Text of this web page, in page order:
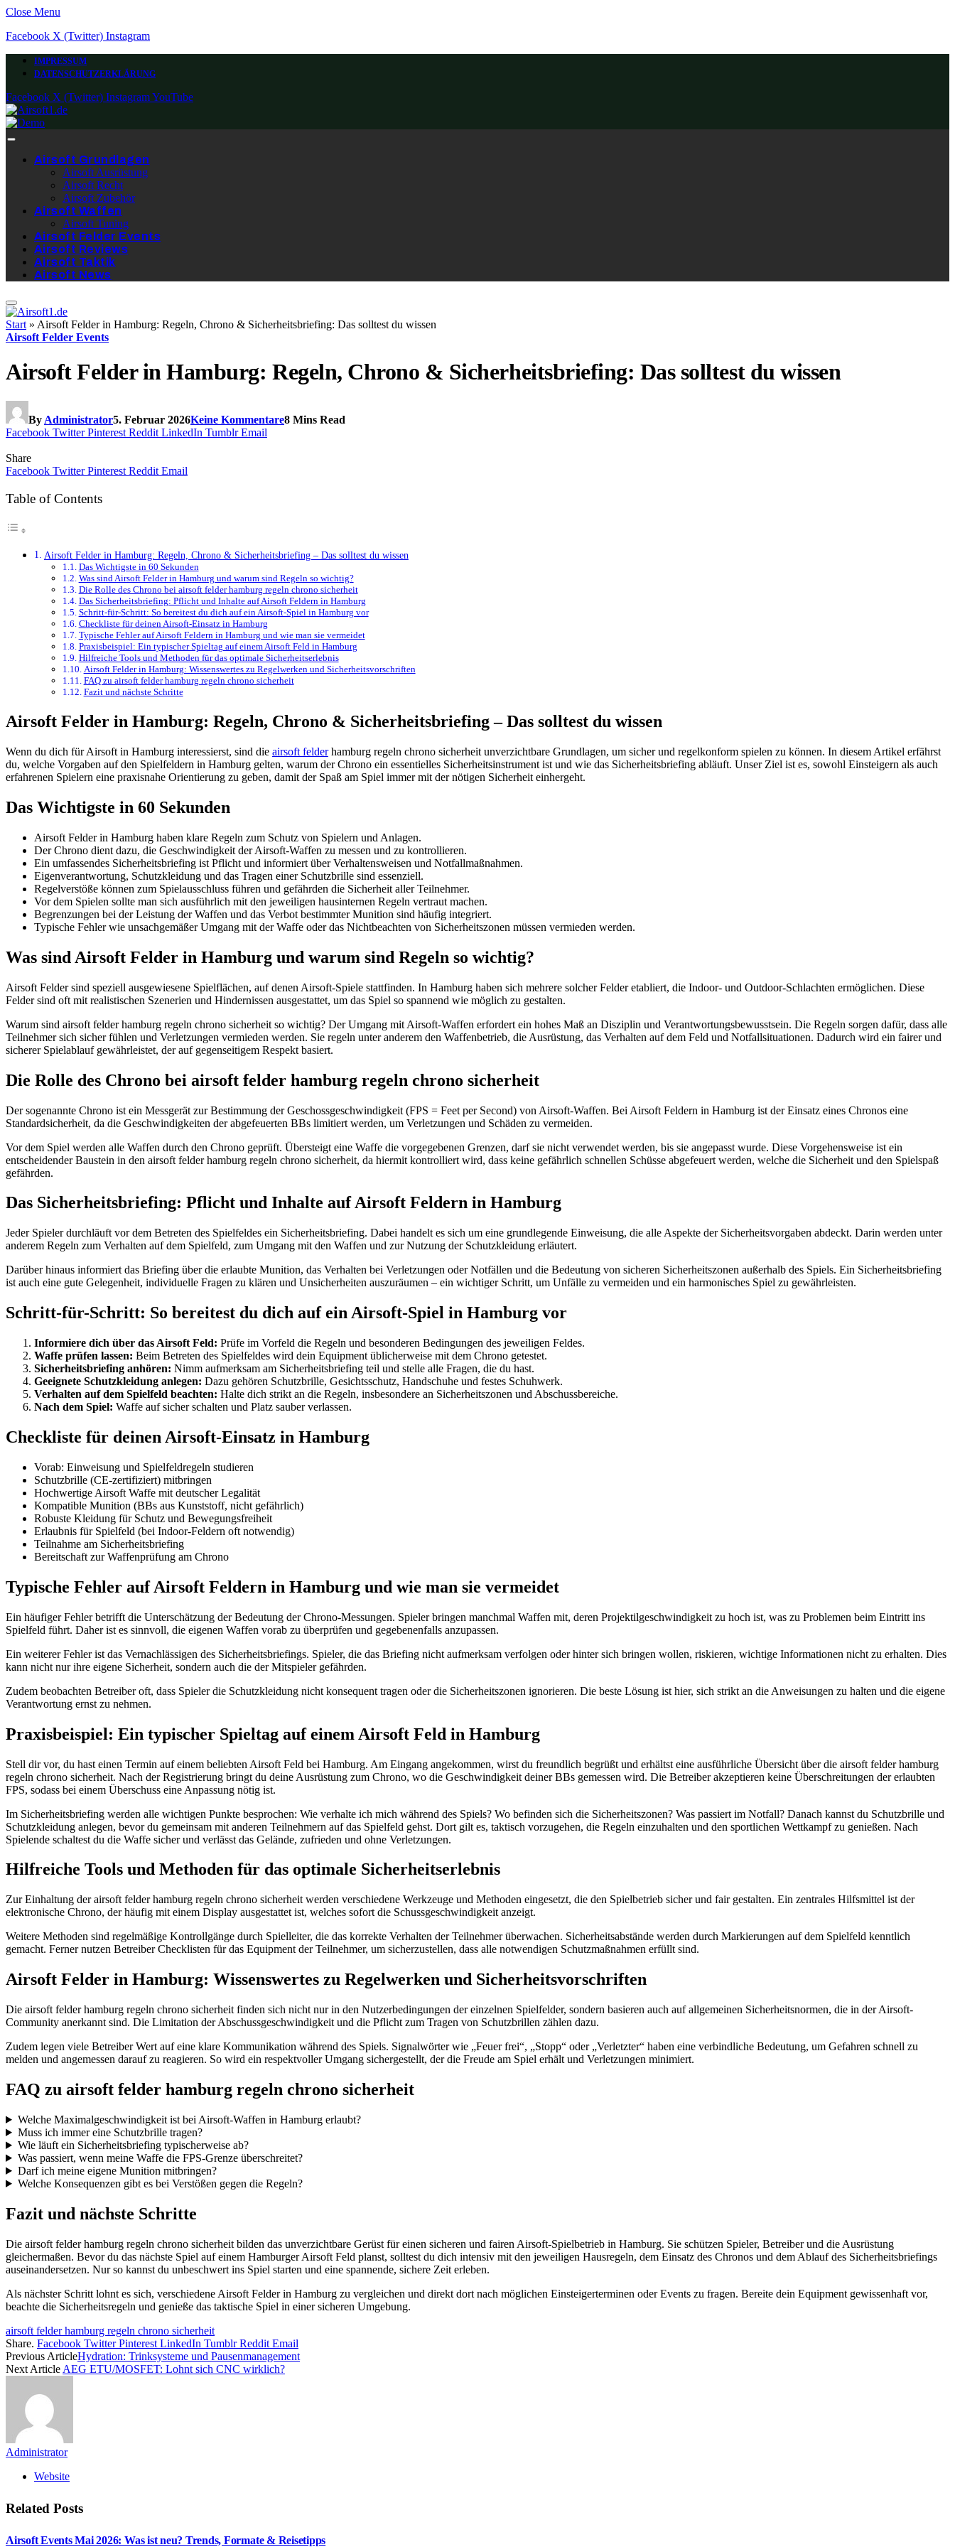
Close Menu
Facebook X (Twitter) Instagram
IMPRESSUM
DATENSCHUTZERKLÄRUNG
Facebook X (Twitter) InstagramYouTube
Airsoft Grundlagen
Airsoft Ausrüstung
Airsoft Recht
Airsoft Zubehör
Airsoft Waffen
Airsoft Tuning
Airsoft Felder Events
Airsoft Reviews
Airsoft Taktik
Airsoft News
Start » Airsoft Felder in Hamburg: Regeln, Chrono & Sicherheitsbriefing: Das solltest du wissen
Airsoft Felder Events
Airsoft Felder in Hamburg: Regeln, Chrono & Sicherheitsbriefing: Das solltest du wissen
By Administrator5. Februar 2026Keine Kommentare8 Mins Read
Facebook Twitter Pinterest Reddit LinkedIn Tumblr Email
Share
Facebook Twitter Pinterest Reddit Email
Table of Contents
Airsoft Felder in Hamburg: Regeln, Chrono & Sicherheitsbriefing – Das solltest du wissen
Das Wichtigste in 60 Sekunden
Was sind Airsoft Felder in Hamburg und warum sind Regeln so wichtig?
Die Rolle des Chrono bei airsoft felder hamburg regeln chrono sicherheit
Das Sicherheitsbriefing: Pflicht und Inhalte auf Airsoft Feldern in Hamburg
Schritt-für-Schritt: So bereitest du dich auf ein Airsoft-Spiel in Hamburg vor
Checkliste für deinen Airsoft-Einsatz in Hamburg
Typische Fehler auf Airsoft Feldern in Hamburg und wie man sie vermeidet
Praxisbeispiel: Ein typischer Spieltag auf einem Airsoft Feld in Hamburg
Hilfreiche Tools und Methoden für das optimale Sicherheitserlebnis
Airsoft Felder in Hamburg: Wissenswertes zu Regelwerken und Sicherheitsvorschriften
FAQ zu airsoft felder hamburg regeln chrono sicherheit
Fazit und nächste Schritte
Airsoft Felder in Hamburg: Regeln, Chrono & Sicherheitsbriefing – Das solltest du wissen
Wenn du dich für Airsoft in Hamburg interessierst, sind die airsoft felderhamburg regeln chrono sicherheit unverzichtbare Grundlagen, um sicher und regelkonform spielen zu können. In diesem Artikel erfährst
du, welche Vorgaben auf den Spielfeldern in Hamburg gelten, warum der Chrono ein essentielles Sicherheitsinstrument ist und wie das Sicherheitsbriefing abläuft. Unser Ziel ist es, sowohl Einsteigern als auch
erfahrenen Spielern eine praxisnahe Orientierung zu geben, damit der Spaß am Spiel immer mit der nötigen Sicherheit einhergeht.
Das Wichtigste in 60 Sekunden
Airsoft Felder in Hamburg haben klare Regeln zum Schutz von Spielern und Anlagen.
Der Chrono dient dazu, die Geschwindigkeit der Airsoft-Waffen zu messen und zu kontrollieren.
Ein umfassendes Sicherheitsbriefing ist Pflicht und informiert über Verhaltensweisen und Notfallmaßnahmen.
Eigenverantwortung, Schutzkleidung und das Tragen einer Schutzbrille sind essenziell.
Regelverstöße können zum Spielausschluss führen und gefährden die Sicherheit aller Teilnehmer.
Vor dem Spielen sollte man sich ausführlich mit den jeweiligen hausinternen Regeln vertraut machen.
Begrenzungen bei der Leistung der Waffen und das Verbot bestimmter Munition sind häufig integriert.
Typische Fehler wie unsachgemäßer Umgang mit der Waffe oder das Nichtbeachten von Sicherheitszonen müssen vermieden werden.
Was sind Airsoft Felder in Hamburg und warum sind Regeln so wichtig?
Airsoft Felder sind speziell ausgewiesene Spielflächen, auf denen Airsoft-Spiele stattfinden. In Hamburg haben sich mehrere solcher Felder etabliert, die Indoor- und Outdoor-Schlachten ermöglichen. Diese
Felder sind oft mit realistischen Szenerien und Hindernissen ausgestattet, um das Spiel so spannend wie möglich zu gestalten.
Warum sind airsoft felder hamburg regeln chrono sicherheit so wichtig? Der Umgang mit Airsoft-Waffen erfordert ein hohes Maß an Disziplin und Verantwortungsbewusstsein. Die Regeln sorgen dafür, dass alle
Teilnehmer sich sicher fühlen und Verletzungen vermieden werden. Sie regeln unter anderem den Waffenbetrieb, die Ausrüstung, das Verhalten auf dem Feld und Notfallsituationen. Dadurch wird ein fairer und
sicherer Spielablauf gewährleistet, der auf gegenseitigem Respekt basiert.
Die Rolle des Chrono bei airsoft felder hamburg regeln chrono sicherheit
Der sogenannte Chrono ist ein Messgerät zur Bestimmung der Geschossgeschwindigkeit (FPS = Feet per Second) von Airsoft-Waffen. Bei Airsoft Feldern in Hamburg ist der Einsatz eines Chronos eine
Standardsicherheit, da die Geschwindigkeiten der abgefeuerten BBs limitiert werden, um Verletzungen und Schäden zu vermeiden.
Vor dem Spiel werden alle Waffen durch den Chrono geprüft. Übersteigt eine Waffe die vorgegebenen Grenzen, darf sie nicht verwendet werden, bis sie angepasst wurde. Diese Vorgehensweise ist ein
entscheidender Baustein in den airsoft felder hamburg regeln chrono sicherheit, da hiermit kontrolliert wird, dass keine gefährlich schnellen Schüsse abgefeuert werden, welche die Sicherheit und den Spielspaß
gefährden.
Das Sicherheitsbriefing: Pflicht und Inhalte auf Airsoft Feldern in Hamburg
Jeder Spieler durchläuft vor dem Betreten des Spielfeldes ein Sicherheitsbriefing. Dabei handelt es sich um eine grundlegende Einweisung, die alle Aspekte der Sicherheitsvorgaben abdeckt. Darin werden unter
anderem Regeln zum Verhalten auf dem Spielfeld, zum Umgang mit den Waffen und zur Nutzung der Schutzkleidung erläutert.
Darüber hinaus informiert das Briefing über die erlaubte Munition, das Verhalten bei Verletzungen oder Notfällen und die Bedeutung von sicheren Sicherheitszonen außerhalb des Spiels. Ein Sicherheitsbriefing
ist auch eine gute Gelegenheit, individuelle Fragen zu klären und Unsicherheiten auszuräumen – ein wichtiger Schritt, um Unfälle zu vermeiden und ein harmonisches Spiel zu gewährleisten.
Schritt-für-Schritt: So bereitest du dich auf ein Airsoft-Spiel in Hamburg vor
Informiere dich über das Airsoft Feld: Prüfe im Vorfeld die Regeln und besonderen Bedingungen des jeweiligen Feldes.
Waffe prüfen lassen: Beim Betreten des Spielfeldes wird dein Equipment üblicherweise mit dem Chrono getestet.
Sicherheitsbriefing anhören: Nimm aufmerksam am Sicherheitsbriefing teil und stelle alle Fragen, die du hast.
Geeignete Schutzkleidung anlegen: Dazu gehören Schutzbrille, Gesichtsschutz, Handschuhe und festes Schuhwerk.
Verhalten auf dem Spielfeld beachten: Halte dich strikt an die Regeln, insbesondere an Sicherheitszonen und Abschussbereiche.
Nach dem Spiel: Waffe auf sicher schalten und Platz sauber verlassen.
Checkliste für deinen Airsoft-Einsatz in Hamburg
Vorab: Einweisung und Spielfeldregeln studieren
Schutzbrille (CE-zertifiziert) mitbringen
Hochwertige Airsoft Waffe mit deutscher Legalität
Kompatible Munition (BBs aus Kunststoff, nicht gefährlich)
Robuste Kleidung für Schutz und Bewegungsfreiheit
Erlaubnis für Spielfeld (bei Indoor-Feldern oft notwendig)
Teilnahme am Sicherheitsbriefing
Bereitschaft zur Waffenprüfung am Chrono
Typische Fehler auf Airsoft Feldern in Hamburg und wie man sie vermeidet
Ein häufiger Fehler betrifft die Unterschätzung der Bedeutung der Chrono-Messungen. Spieler bringen manchmal Waffen mit, deren Projektilgeschwindigkeit zu hoch ist, was zu Problemen beim Eintritt ins
Spielfeld führt. Daher ist es sinnvoll, die eigenen Waffen vorab zu überprüfen und gegebenenfalls anzupassen.
Ein weiterer Fehler ist das Vernachlässigen des Sicherheitsbriefings. Spieler, die das Briefing nicht aufmerksam verfolgen oder hinter sich bringen wollen, riskieren, wichtige Informationen nicht zu erhalten. Dies
kann nicht nur ihre eigene Sicherheit, sondern auch die der Mitspieler gefährden.
Zudem beobachten Betreiber oft, dass Spieler die Schutzkleidung nicht konsequent tragen oder die Sicherheitszonen ignorieren. Die beste Lösung ist hier, sich strikt an die Anweisungen zu halten und die eigene
Verantwortung ernst zu nehmen.
Praxisbeispiel: Ein typischer Spieltag auf einem Airsoft Feld in Hamburg
Stell dir vor, du hast einen Termin auf einem beliebten Airsoft Feld bei Hamburg. Am Eingang angekommen, wirst du freundlich begrüßt und erhältst eine ausführliche Übersicht über die airsoft felder hamburg
regeln chrono sicherheit. Nach der Registrierung bringt du deine Ausrüstung zum Chrono, wo die Geschwindigkeit deiner BBs gemessen wird. Die Betreiber akzeptieren keine Überschreitungen der erlaubten
FPS, sodass bei einem Überschuss eine Anpassung nötig ist.
Im Sicherheitsbriefing werden alle wichtigen Punkte besprochen: Wie verhalte ich mich während des Spiels? Wo befinden sich die Sicherheitszonen? Was passiert im Notfall? Danach kannst du Schutzbrille und
Schutzkleidung anlegen, bevor du gemeinsam mit anderen Teilnehmern auf das Spielfeld gehst. Dort gilt es, taktisch vorzugehen, die Regeln einzuhalten und den sportlichen Wettkampf zu genießen. Nach
Spielende schaltest du die Waffe sicher und verlässt das Gelände, zufrieden und ohne Verletzungen.
Hilfreiche Tools und Methoden für das optimale Sicherheitserlebnis
Zur Einhaltung der airsoft felder hamburg regeln chrono sicherheit werden verschiedene Werkzeuge und Methoden eingesetzt, die den Spielbetrieb sicher und fair gestalten. Ein zentrales Hilfsmittel ist der
elektronische Chrono, der häufig mit einem Display ausgestattet ist, welches sofort die Schussgeschwindigkeit anzeigt.
Weitere Methoden sind regelmäßige Kontrollgänge durch Spielleiter, die das korrekte Verhalten der Teilnehmer überwachen. Sicherheitsabstände werden durch Markierungen auf dem Spielfeld kenntlich
gemacht. Ferner nutzen Betreiber Checklisten für das Equipment der Teilnehmer, um sicherzustellen, dass alle notwendigen Schutzmaßnahmen erfüllt sind.
Airsoft Felder in Hamburg: Wissenswertes zu Regelwerken und Sicherheitsvorschriften
Die airsoft felder hamburg regeln chrono sicherheit finden sich nicht nur in den Nutzerbedingungen der einzelnen Spielfelder, sondern basieren auch auf allgemeinen Sicherheitsnormen, die in der Airsoft-
Community anerkannt sind. Die Limitation der Abschussgeschwindigkeit und die Pflicht zum Tragen von Schutzbrillen zählen dazu.
Zudem legen viele Betreiber Wert auf eine klare Kommunikation während des Spiels. Signalwörter wie „Feuer frei“, „Stopp“ oder „Verletzter“ haben eine verbindliche Bedeutung, um Gefahren schnell zu
melden und angemessen darauf zu reagieren. So wird ein respektvoller Umgang sichergestellt, der die Freude am Spiel erhält und Verletzungen minimiert.
FAQ zu airsoft felder hamburg regeln chrono sicherheit
Welche Maximalgeschwindigkeit ist bei Airsoft-Waffen in Hamburg erlaubt?
Muss ich immer eine Schutzbrille tragen?
Wie läuft ein Sicherheitsbriefing typischerweise ab?
Was passiert, wenn meine Waffe die FPS-Grenze überschreitet?
Darf ich meine eigene Munition mitbringen?
Welche Konsequenzen gibt es bei Verstößen gegen die Regeln?
Fazit und nächste Schritte
Die airsoft felder hamburg regeln chrono sicherheit bilden das unverzichtbare Gerüst für einen sicheren und fairen Airsoft-Spielbetrieb in Hamburg. Sie schützen Spieler, Betreiber und die Ausrüstung
gleichermaßen. Bevor du das nächste Spiel auf einem Hamburger Airsoft Feld planst, solltest du dich intensiv mit den jeweiligen Hausregeln, dem Einsatz des Chronos und dem Ablauf des Sicherheitsbriefings
auseinandersetzen. Nur so kannst du unbeschwert ins Spiel starten und eine spannende, sichere Zeit erleben.
Als nächster Schritt lohnt es sich, verschiedene Airsoft Felder in Hamburg zu vergleichen und direkt dort nach möglichen Einsteigerterminen oder Events zu fragen. Bereite dein Equipment gewissenhaft vor,
beachte die Sicherheitsregeln und genieße das taktische Spiel in einer sicheren Umgebung.
airsoft felder hamburg regeln chrono sicherheit
Share. Facebook Twitter Pinterest LinkedIn Tumblr Reddit Email
Previous ArticleHydration: Trinksysteme und Pausenmanagement
Next Article AEG ETU/MOSFET: Lohnt sich CNC wirklich?
Administrator
Website
Related Posts
Airsoft Events Mai 2026: Was ist neu? Trends, Formate & Reisetipps